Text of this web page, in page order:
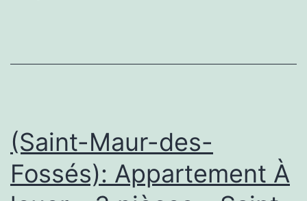
à
Marseille
(Saint-Maur-des-
Fossés): Appartement À